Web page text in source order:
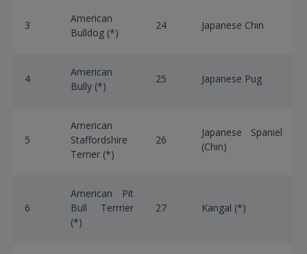
3
American
Bulldog (*)
24 Japanese Chin
4
American
Bully (*)
25 Japanese Pug
5
American
Staffordshire
Terrier (*)
26
Japanese Spaniel
(Chin)
6
American Pit
Bull Terrrier
(*)
27 Kangal (*)